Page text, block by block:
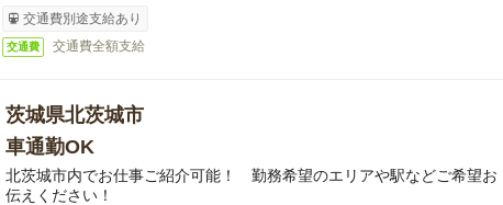
交通費別途支給あり
交通費 交通費全額支給
茨城県北茨城市
車通勤OK
北茨城市内でお仕事ご紹介可能！ 勤務希望のエリアや駅などご希望お
伝えください！